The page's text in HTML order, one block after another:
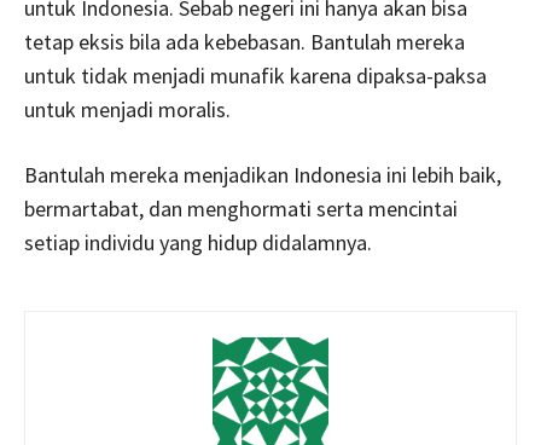
untuk Indonesia. Sebab negeri ini hanya akan bisa
tetap eksis bila ada kebebasan. Bantulah mereka
untuk tidak menjadi munafik karena dipaksa-paksa
untuk menjadi moralis.
Bantulah mereka menjadikan Indonesia ini lebih baik,
bermartabat, dan menghormati serta mencintai
setiap individu yang hidup didalamnya.